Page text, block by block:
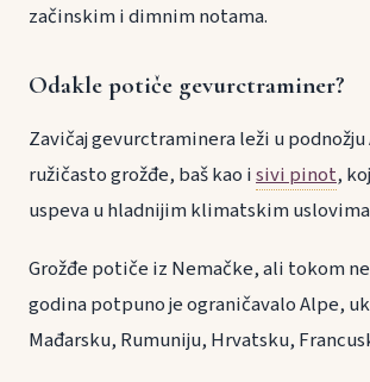
začinskim i dimnim notama.
Odakle potiče gevurctraminer?
Zavičaj gevurctraminera leži u podnožju
ružičasto grožđe, baš kao isivi pinot,
uspeva u hladnijim klimatskim
Grožđe potiče iz Nemačke, ali tokom
godina potpuno je ograničavalo Alpe,
Mađarsku, Rumuniju, Hrvatsku,